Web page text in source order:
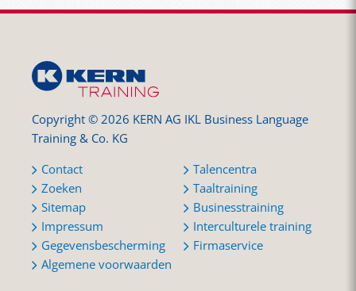
Copyright © 2026 KERN AG IKL Business Language
Training & Co. KG
Contact
Zoeken
Sitemap
Impressum
Gegevensbescherming
Algemene voorwaarden
Talencentra
Taaltraining
Businesstraining
Interculturele training
Firmaservice